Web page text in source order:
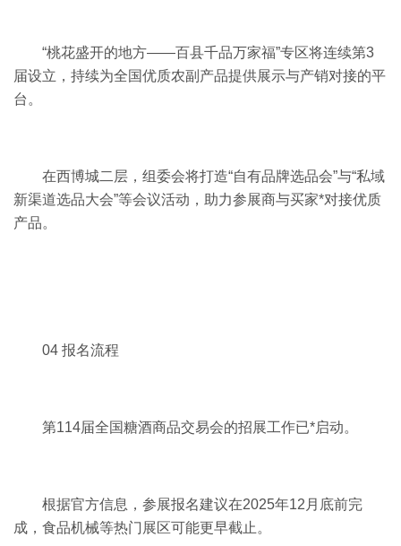
“桃花盛开的地方——百县千品万家福”专区将连续第3
届设立，持续为全国优质农副产品提供展示与产销对接的平
台。
在西博城二层，组委会将打造“自有品牌选品会”与“私域
新渠道选品大会”等会议活动，助力参展商与买家*对接优质
产品。
04 报名流程
第114届全国糖酒商品交易会的招展工作已*启动。
根据官方信息，参展报名建议在2025年12月底前完
成，食品机械等热门展区可能更早截止。